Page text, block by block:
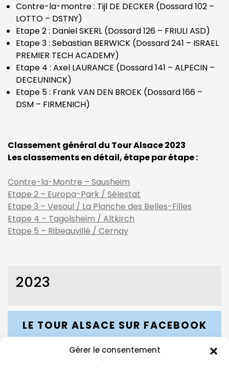
Gérer le consentement
Contre-la-montre : Tijl DE DECKER (Dossard 102 –
LOTTO – DSTNY)
Etape 2 : Daniel SKERL (Dossard 126 – FRIULI ASD)
Etape 3 : Sebastian BERWICK (Dossard 241 – ISRAEL
PREMIER TECH ACADEMY)
Etape 4 : Axel LAURANCE (Dossard 141 – ALPECIN –
DECEUNINCK)
Etape 5 : Frank VAN DEN BROEK (Dossard 166 –
DSM – FIRMENICH)
Classement général du Tour Alsace 2023
Les classements en détail, étape par étape :
Contre-la-Montre – Sausheim
Etape 2 – Europa-Park / Sélestat
Etape 3 – Vesoul / La Planche des Belles-Filles
Etape 4 – Tagolsheim / Altkirch
Etape 5 – Ribeauvillé / Cernay
2023
LE TOUR ALSACE SUR FACEBOOK